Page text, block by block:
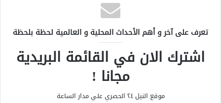
تعرف على آخر و أهم الأحداث المحلية و العالمية لحظة بلحظة
اشترك الان في القائمة البريدية
مجانا !
موقع النيل ٢٤ الحصري علي مدار الساعة